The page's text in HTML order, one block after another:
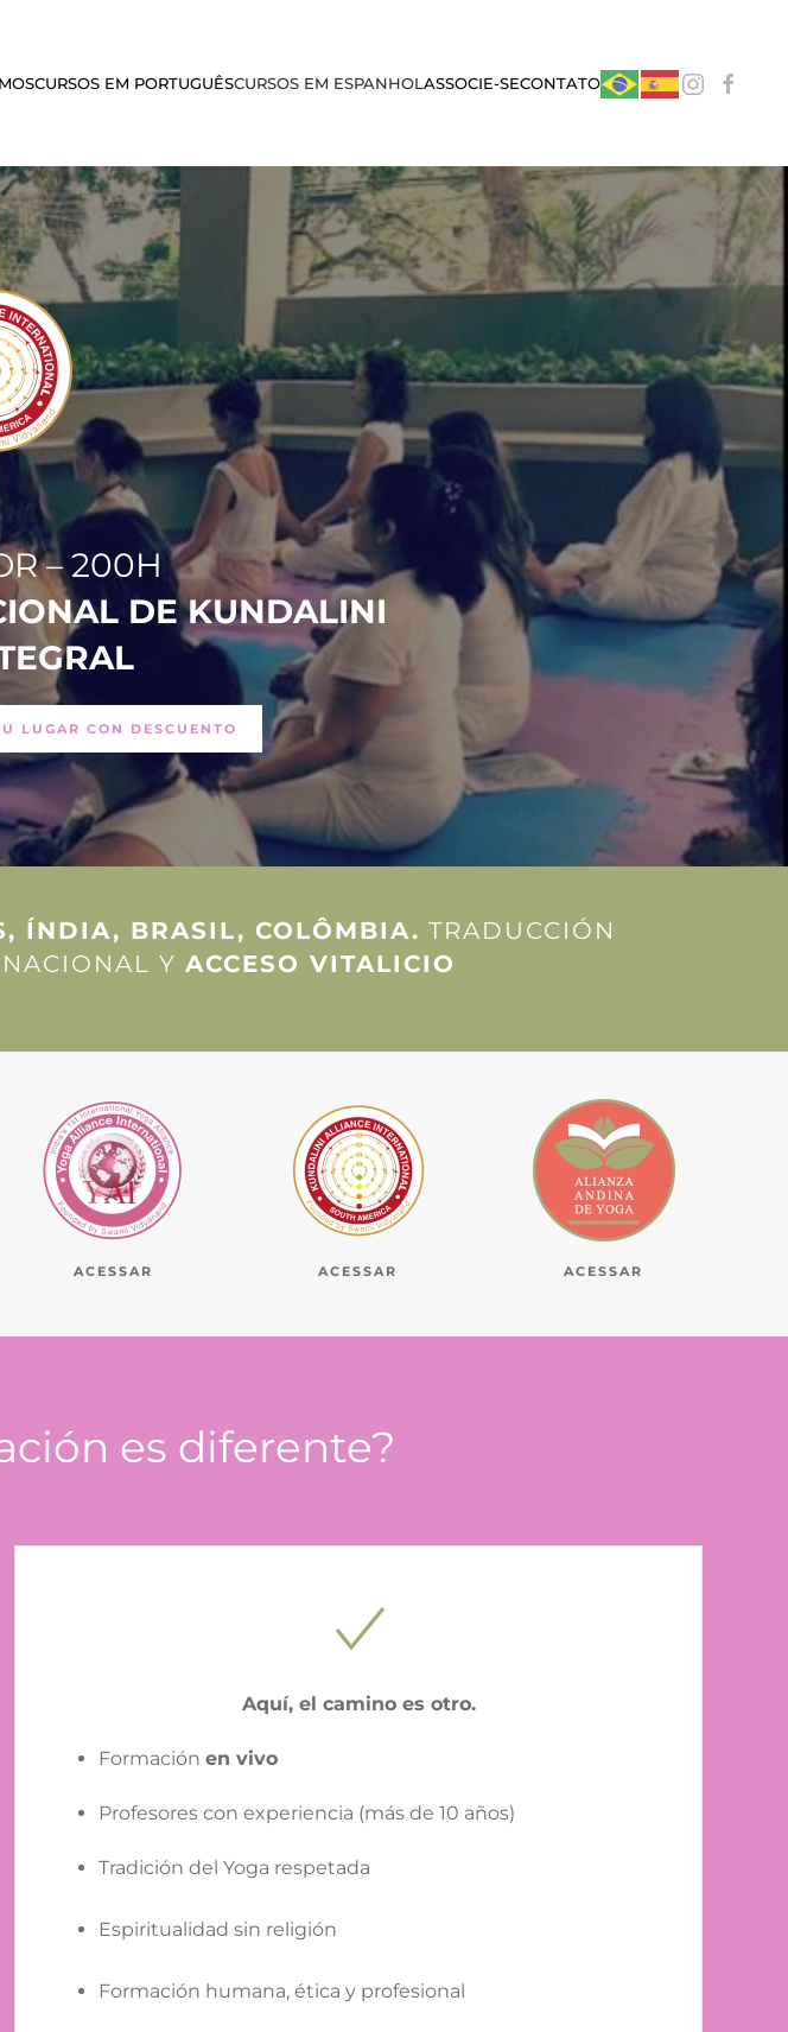
CURSOS EM PORTUGUÊSCURSOS EM ESPANHOLASSOCIE-SECONTATO
– 200H
DEKUNDALINI
LUGAR CON DESCUENTO
ÍNDIA, BRASIL, COLÔMBIA. TRADUCCIÓN
Y ACCESO VITALICIO
ACESSAR ACESSAR ACESSAR
es diferente?
Aquí, el camino es otro.
Formación en vivo
Profesores con experiencia (más de 10 años)
Tradición del Yoga respetada
Espiritualidad sin religión
Formación humana, ética y profesional